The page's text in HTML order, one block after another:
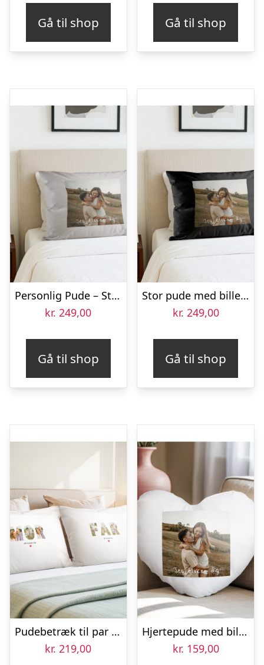
Gå til shop Gå til shop
Personlig Pude – Stor – Grå – Med fyldning
kr. 249,00
Gå til shop
Stor pude med billede – Sort
kr. 249,00
Gå til shop
Pudebetræk til par – Kærlighed
kr. 219,00
Hjertepude med billede
kr. 159,00